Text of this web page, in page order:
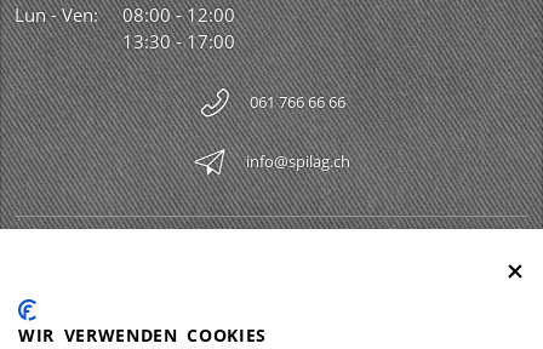
Lun - Ven:
08:00 - 12:00
13:30 - 17:00
061 766 66 66
info@spilag.ch
LEGAL
WIR VERWENDEN COOKIES